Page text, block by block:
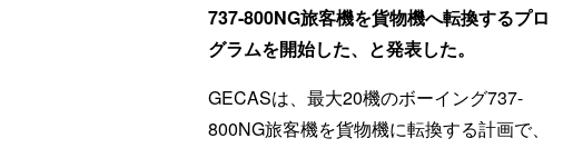
737-800NG旅客機を貨物機へ転換するプロ
グラムを開始した、と発表した。
GECASは、最大20機のボーイング737-
800NG旅客機を貨物機に転換する計画で、